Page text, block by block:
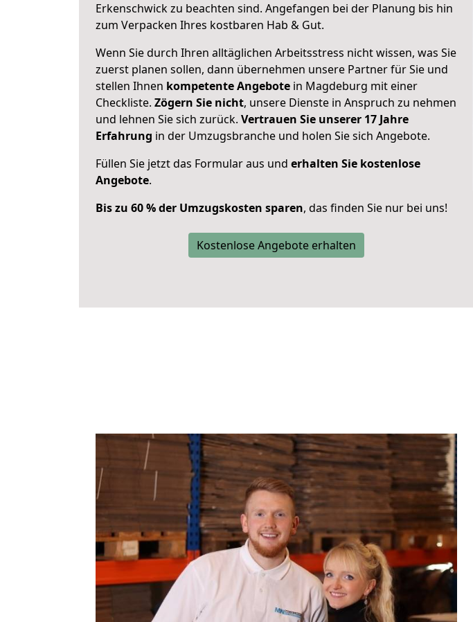
Erkenschwick zu beachten sind. Angefangen bei der Planung bis hin
zum Verpacken Ihres kostbaren Hab & Gut.
Wenn Sie durch Ihren alltäglichen Arbeitsstress nicht wissen, was Sie
zuerst planen sollen, dann übernehmen unsere Partner für Sie und
stellen Ihnen kompetente Angebote in Magdeburg mit einer
Checkliste. Zögern Sie nicht, unsere Dienste in Anspruch zu nehmen
und lehnen Sie sich zurück. Vertrauen Sie unserer 17 Jahre
Erfahrung in der Umzugsbranche und holen Sie sich Angebote.
Füllen Sie jetzt das Formular aus und erhalten Sie kostenlose
Angebote.
Bis zu 60 % der Umzugskosten sparen, das finden Sie nur bei uns!
Kostenlose Angebote erhalten